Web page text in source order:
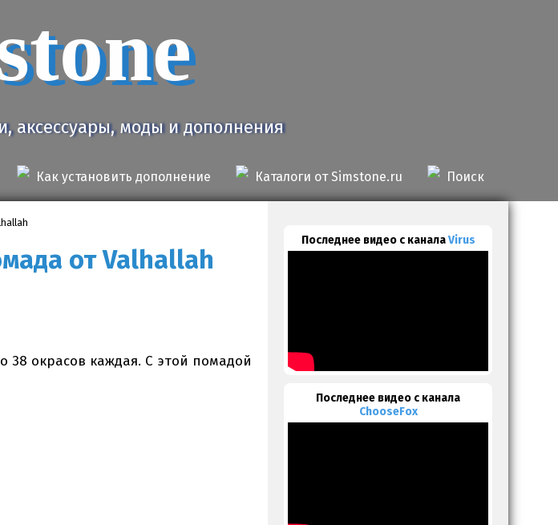
аксессуары, моды и дополнения
Как установить дополнение Каталоги от Simstone.ru Поиск
от Valhallah
38 окрасов каждая. С этой помадой
Последнее видео с каналаVirus
Последнее видео с канала
ChooseFox